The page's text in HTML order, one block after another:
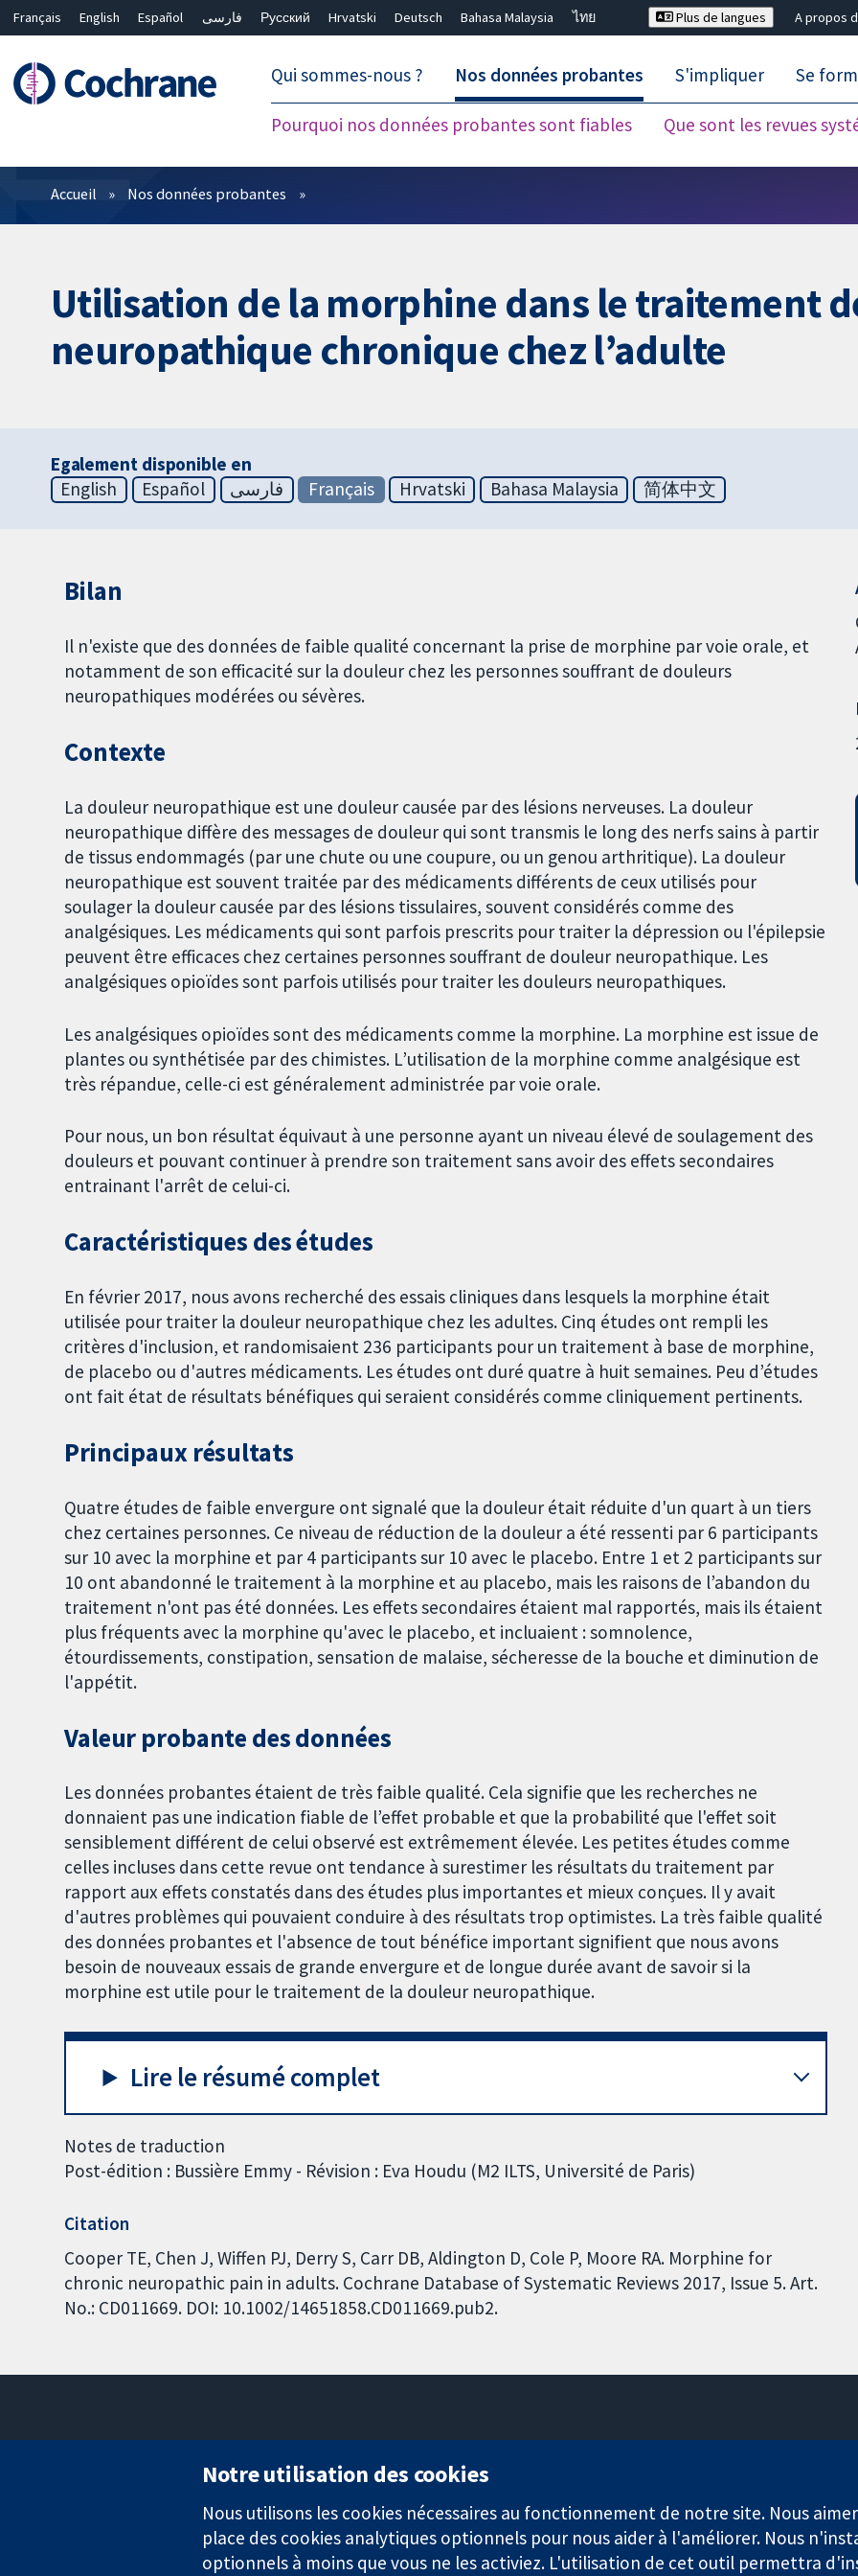
Français English Español فارسی Русский Hrvatski Deutsch Bahasa Malaysia
ไทย
Plus de langues A propos
Qui sommes-nous ? Nos données probantes
Pourquoi nos données probantes sont fiables Que sont les revues
S'impliquer Se
Filtres
Accueil Nos données probantes
Utilisation de la morphine dans le traitement
neuropathique chronique chez l’adulte
Egalement disponible en
English
Español فارسی Français Hrvatski Bahasa Malaysia 简体中文
Bilan
Il n'existe que des données de faible qualité concernant la prise de morphine par voie orale, et
notamment de son efficacité sur la douleur chez les personnes souffrant de douleurs
neuropathiques modérées ou sévères.
Contexte
La douleur neuropathique est une douleur causée par des lésions nerveuses. La douleur
neuropathique diffère des messages de douleur qui sont transmis le long des nerfs sains à partir
de tissus endommagés (par une chute ou une coupure, ou un genou arthritique). La douleur
neuropathique est souvent traitée par des médicaments différents de ceux utilisés pour
soulager la douleur causée par des lésions tissulaires, souvent considérés comme des
analgésiques. Les médicaments qui sont parfois prescrits pour traiter la dépression ou l'épilepsie
peuvent être efficaces chez certaines personnes souffrant de douleur neuropathique. Les
analgésiques opioïdes sont parfois utilisés pour traiter les douleurs neuropathiques.
Les analgésiques opioïdes sont des médicaments comme la morphine. La morphine est issue de
plantes ou synthétisée par des chimistes. L’utilisation de la morphine comme analgésique est
très répandue, celle-ci est généralement administrée par voie orale.
Pour nous, un bon résultat équivaut à une personne ayant un niveau élevé de soulagement des
douleurs et pouvant continuer à prendre son traitement sans avoir des effets secondaires
entrainant l'arrêt de celui-ci.
Caractéristiques des études
En février 2017, nous avons recherché des essais cliniques dans lesquels la morphine était
utilisée pour traiter la douleur neuropathique chez les adultes. Cinq études ont rempli les
critères d'inclusion, et randomisaient 236 participants pour un traitement à base de morphine,
de placebo ou d'autres médicaments. Les études ont duré quatre à huit semaines. Peu d’études
ont fait état de résultats bénéfiques qui seraient considérés comme cliniquement pertinents.
Principaux résultats
Quatre études de faible envergure ont signalé que la douleur était réduite d'un quart à un tiers
chez certaines personnes. Ce niveau de réduction de la douleur a été ressenti par 6 participants
sur 10 avec la morphine et par 4 participants sur 10 avec le placebo. Entre 1 et 2 participants sur
10 ont abandonné le traitement à la morphine et au placebo, mais les raisons de l’abandon du
traitement n'ont pas été données. Les effets secondaires étaient mal rapportés, mais ils étaient
plus fréquents avec la morphine qu'avec le placebo, et incluaient : somnolence,
étourdissements, constipation, sensation de malaise, sécheresse de la bouche et diminution de
l'appétit.
Valeur probante des données
Les données probantes étaient de très faible qualité. Cela signifie que les recherches ne
donnaient pas une indication fiable de l’effet probable et que la probabilité que l'effet soit
sensiblement différent de celui observé est extrêmement élevée. Les petites études comme
celles incluses dans cette revue ont tendance à surestimer les résultats du traitement par
rapport aux effets constatés dans des études plus importantes et mieux conçues. Il y avait
d'autres problèmes qui pouvaient conduire à des résultats trop optimistes. La très faible qualité
des données probantes et l'absence de tout bénéfice important signifient que nous avons
besoin de nouveaux essais de grande envergure et de longue durée avant de savoir si la
morphine est utile pour le traitement de la douleur neuropathique.
Lire le résumé complet
Notes de traduction
Post-édition : Bussière Emmy - Révision : Eva Houdu (M2 ILTS, Université de Paris)
Citation
Cooper TE, Chen J, Wiffen PJ, Derry S, Carr DB, Aldington D, Cole P, Moore RA. Morphine for
chronic neuropathic pain in adults. Cochrane Database of Systematic Reviews 2017, Issue 5. Art.
No.: CD011669. DOI: 10.1002/14651858.CD011669.pub2.
Londres
W1G0AN
Royaume-Uni
Notre utilisation des cookies
Nous utilisons les cookies nécessaires au fonctionnement de notre site. Nous
place des cookies analytiques optionnels pour nous aider à l'améliorer. Nous
optionnels à moins que vous ne les activiez. L'utilisation de cet outil permettra